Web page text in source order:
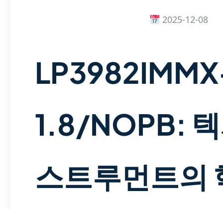
2025-12-08
1.8/NOPB:
스트루먼트의